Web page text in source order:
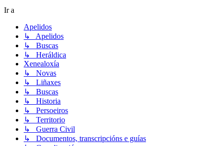
Ir a
Apelidos
↳ Apelidos
↳ Buscas
↳ Heráldica
Xenealoxía
↳ Novas
↳ Liñaxes
↳ Buscas
↳ Historia
↳ Persoeiros
↳ Territorio
↳ Guerra Civil
↳ Documentos, transcripcións e guías